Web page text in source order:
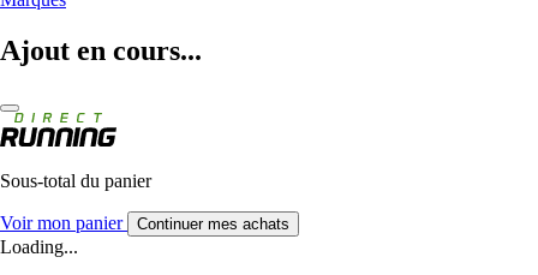
Ajout en cours...
Sous-total du panier
Voir mon panier Continuer mes achats
Loading...